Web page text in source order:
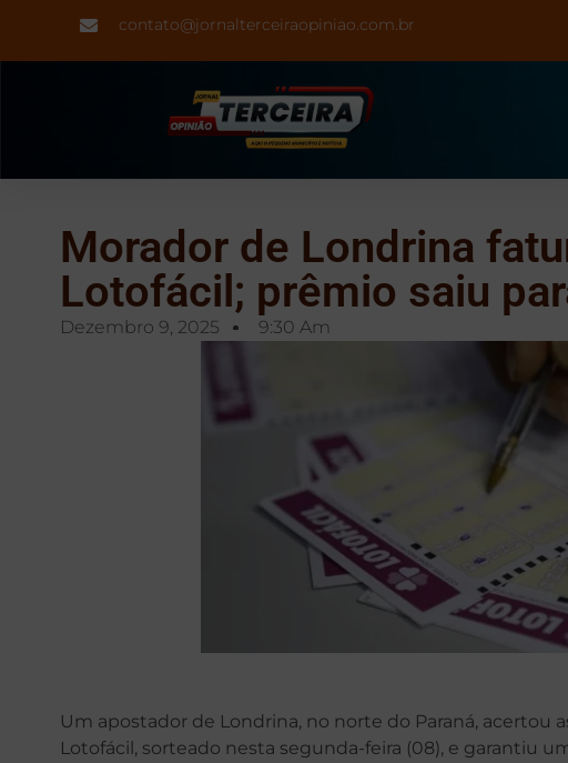
contato@jornalterceiraopiniao.com.br
Morador de Londrina
Lotofácil; prêmio saiu
Dezembro 9, 2025 9:30 Am
Um apostador de Londrina, no norte do Paraná, acertou
Lotofácil, sorteado nesta segunda-feira (08), e garantiu